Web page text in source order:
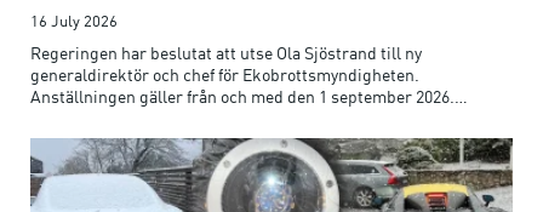
16 July 2026
Regeringen har beslutat att utse Ola Sjöstrand till ny
generaldirektör och chef för Ekobrottsmyndigheten.
Anställningen gäller från och med den 1 september 2026.